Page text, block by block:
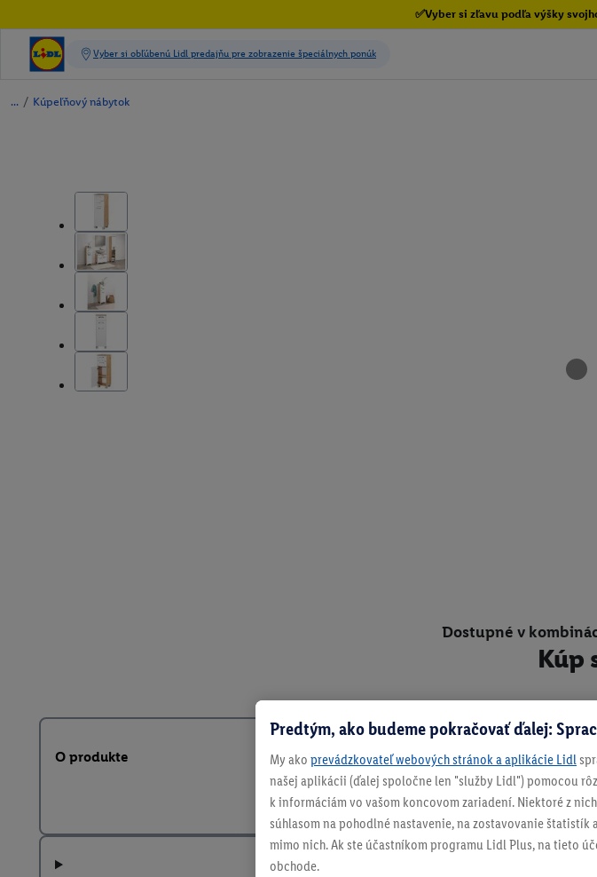
✅Vyber si zľavu podľa výšky
/ Kúpeľňový nábytok
Dostupné v
Kúp
O produkte
Predtým, ako budeme pokračovať ďalej:
My ako prevádzkovateľ webových stránok a aplikácie Lidl
našej aplikácii (ďalej spoločne len "služby Lidl") pomocou
k informáciám vo vašom koncovom zariadení. Niektoré z
súhlasom na pohodlné nastavenie, na zostavovanie
mimo nich. Ak ste účastníkom programu Lidl Plus, na tieto
obchode.